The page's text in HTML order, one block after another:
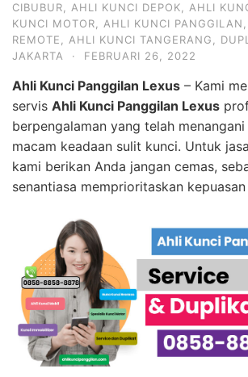
CIBUBUR
AHLI KUNCI DEPOK AHLI
KUNCI MOTOR
AHLI KUNCI PANGGILAN
REMOTE
AHLI KUNCI TANGERANG
JAKARTA
· FEBRUARI 26, 2022
Ahli Kunci Panggilan Lexus – Kami
servis Ahli Kunci Panggilan Lexus
berpengalaman yang telah
macam keadaan sulit kunci. Untuk
kami berikan Anda jangan cemas,
senantiasa memprioritaskan